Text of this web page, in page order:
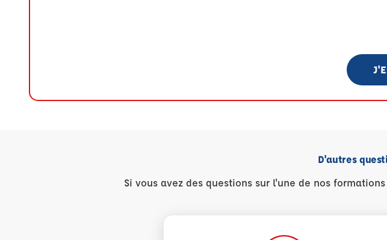
D'autres
Si vous avez des questions sur l'une de nos